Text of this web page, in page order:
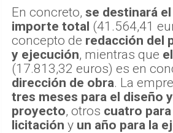
En concreto, se destinará el
importe total (41.564,41
concepto de redacción del
y ejecución, mientras que
(17.813,32 euros) es en
dirección de obra. La
tres meses para el diseño
proyecto, otros cuatro
licitación y un año para la